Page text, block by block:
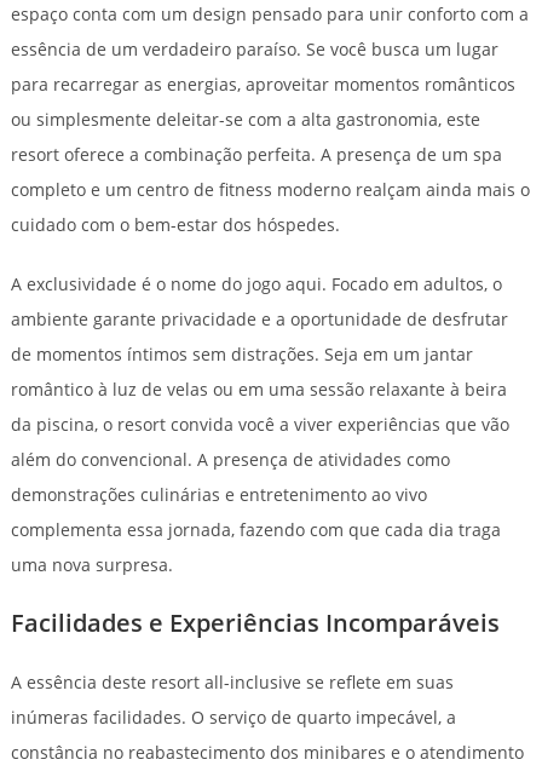
espaço conta com um design pensado para unir conforto com a
essência de um verdadeiro paraíso. Se você busca um lugar
para recarregar as energias, aproveitar momentos românticos
ou simplesmente deleitar-se com a alta gastronomia, este
resort oferece a combinação perfeita. A presença de um spa
completo e um centro de fitness moderno realçam ainda mais o
cuidado com o bem-estar dos hóspedes.
A exclusividade é o nome do jogo aqui. Focado em adultos, o
ambiente garante privacidade e a oportunidade de desfrutar
de momentos íntimos sem distrações. Seja em um jantar
romântico à luz de velas ou em uma sessão relaxante à beira
da piscina, o resort convida você a viver experiências que vão
além do convencional. A presença de atividades como
demonstrações culinárias e entretenimento ao vivo
complementa essa jornada, fazendo com que cada dia traga
uma nova surpresa.
Facilidades e Experiências Incomparáveis
A essência deste resort all-inclusive se reflete em suas
inúmeras facilidades. O serviço de quarto impecável, a
constância no reabastecimento dos minibares e o atendimento